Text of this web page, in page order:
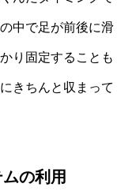
中で足が前後に滑
り固定することも
きちんと収まって
の利用